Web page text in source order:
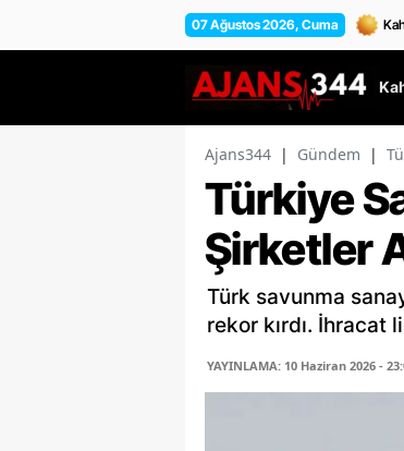
07 Ağustos 2026, Cuma
Ajans344 | Gündem |
Türkiye
Şirketler
Türk savunma
rekor kırdı. İhracat
YAYINLAMA: 10 Haziran 2026 -